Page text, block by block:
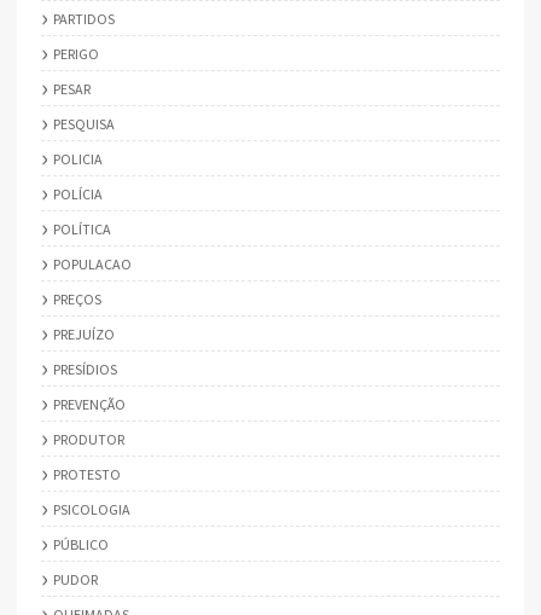
PARTIDOS
PERIGO
PESAR
PESQUISA
POLICIA
POLÍCIA
POLÍTICA
POPULACAO
PREÇOS
PREJUÍZO
PRESÍDIOS
PREVENÇÃO
PRODUTOR
PROTESTO
PSICOLOGIA
PÚBLICO
PUDOR